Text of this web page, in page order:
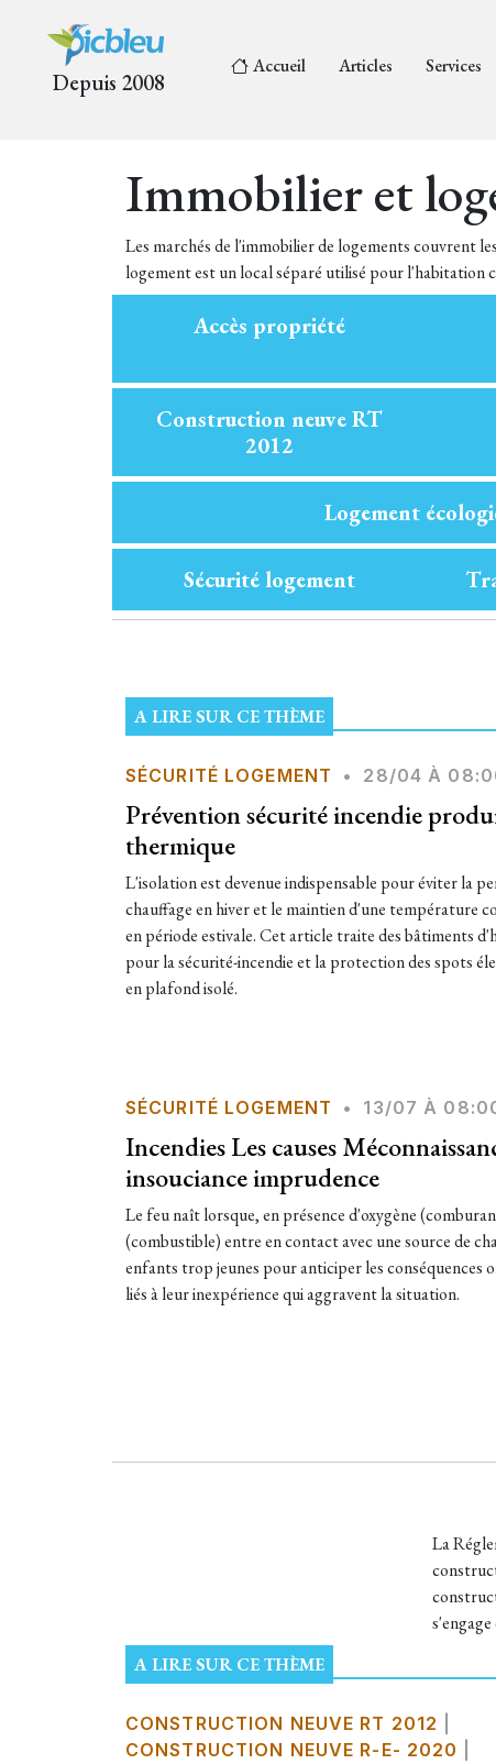
Depuis 2008
Accueil Articles Services
Immobilier et
Les marchés de l'immobilier de logements couvrent
logement est un local séparé utilisé pour l'habitation
Accès propriété
Construction neuve RT
2012
Logement
Sécurité logement
A LIRE SUR CE THÈME
SÉCURITÉ LOGEMENT • 28/04 À
Prévention sécurité incendie
thermique
L'isolation est devenue indispensable pour éviter la
chauffage en hiver et le maintien d'une température
en période estivale. Cet article traite des bâtiments
pour la sécurité-incendie et la protection des spots
en plafond isolé.
SÉCURITÉ LOGEMENT • 13/07 À
Incendies Les causes
insouciance imprudence
Le feu naît lorsque, en présence d'oxygène
(combustible) entre en contact avec une source de
enfants trop jeunes pour anticiper les conséquences
liés à leur inexpérience qui aggravent la situation.
La
A LIRE SUR CE THÈME
CONSTRUCTION NEUVE RT 2012
CONSTRUCTION NEUVE R-E- 2020